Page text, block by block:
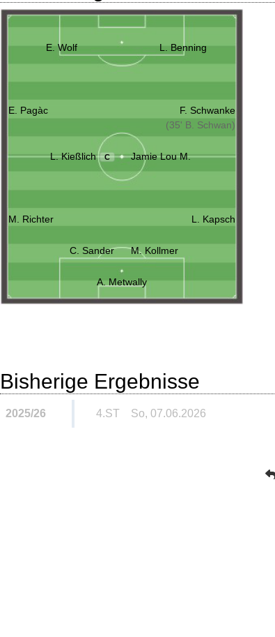
E. Wolf L. Benning
E. Pagàc
F. Schwanke
(35' B. Schwan)
L. Kießlich C Jamie Lou M.
M. Richter L. Kapsch
C. Sander M. Kollmer
A. Metwally
Bisherige Ergebnisse
2025/26 4.ST So, 07.06.2026